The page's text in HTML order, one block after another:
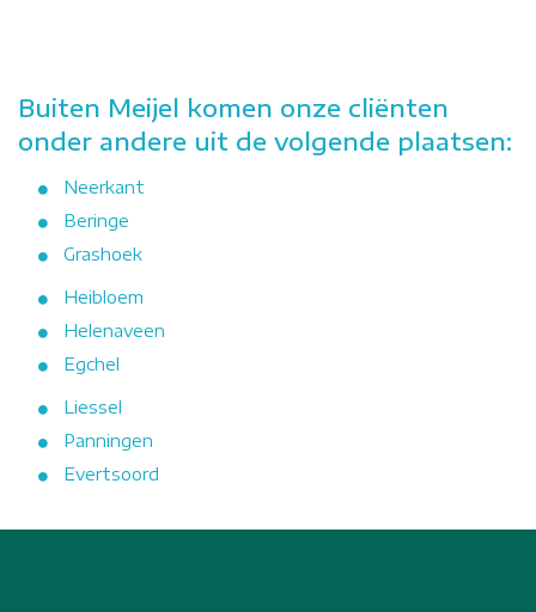
Buiten Meijel komen onze cliënten
onder andere uit de volgende plaatsen:
Neerkant
Beringe
Grashoek
Heibloem
Helenaveen
Egchel
Liessel
Panningen
Evertsoord